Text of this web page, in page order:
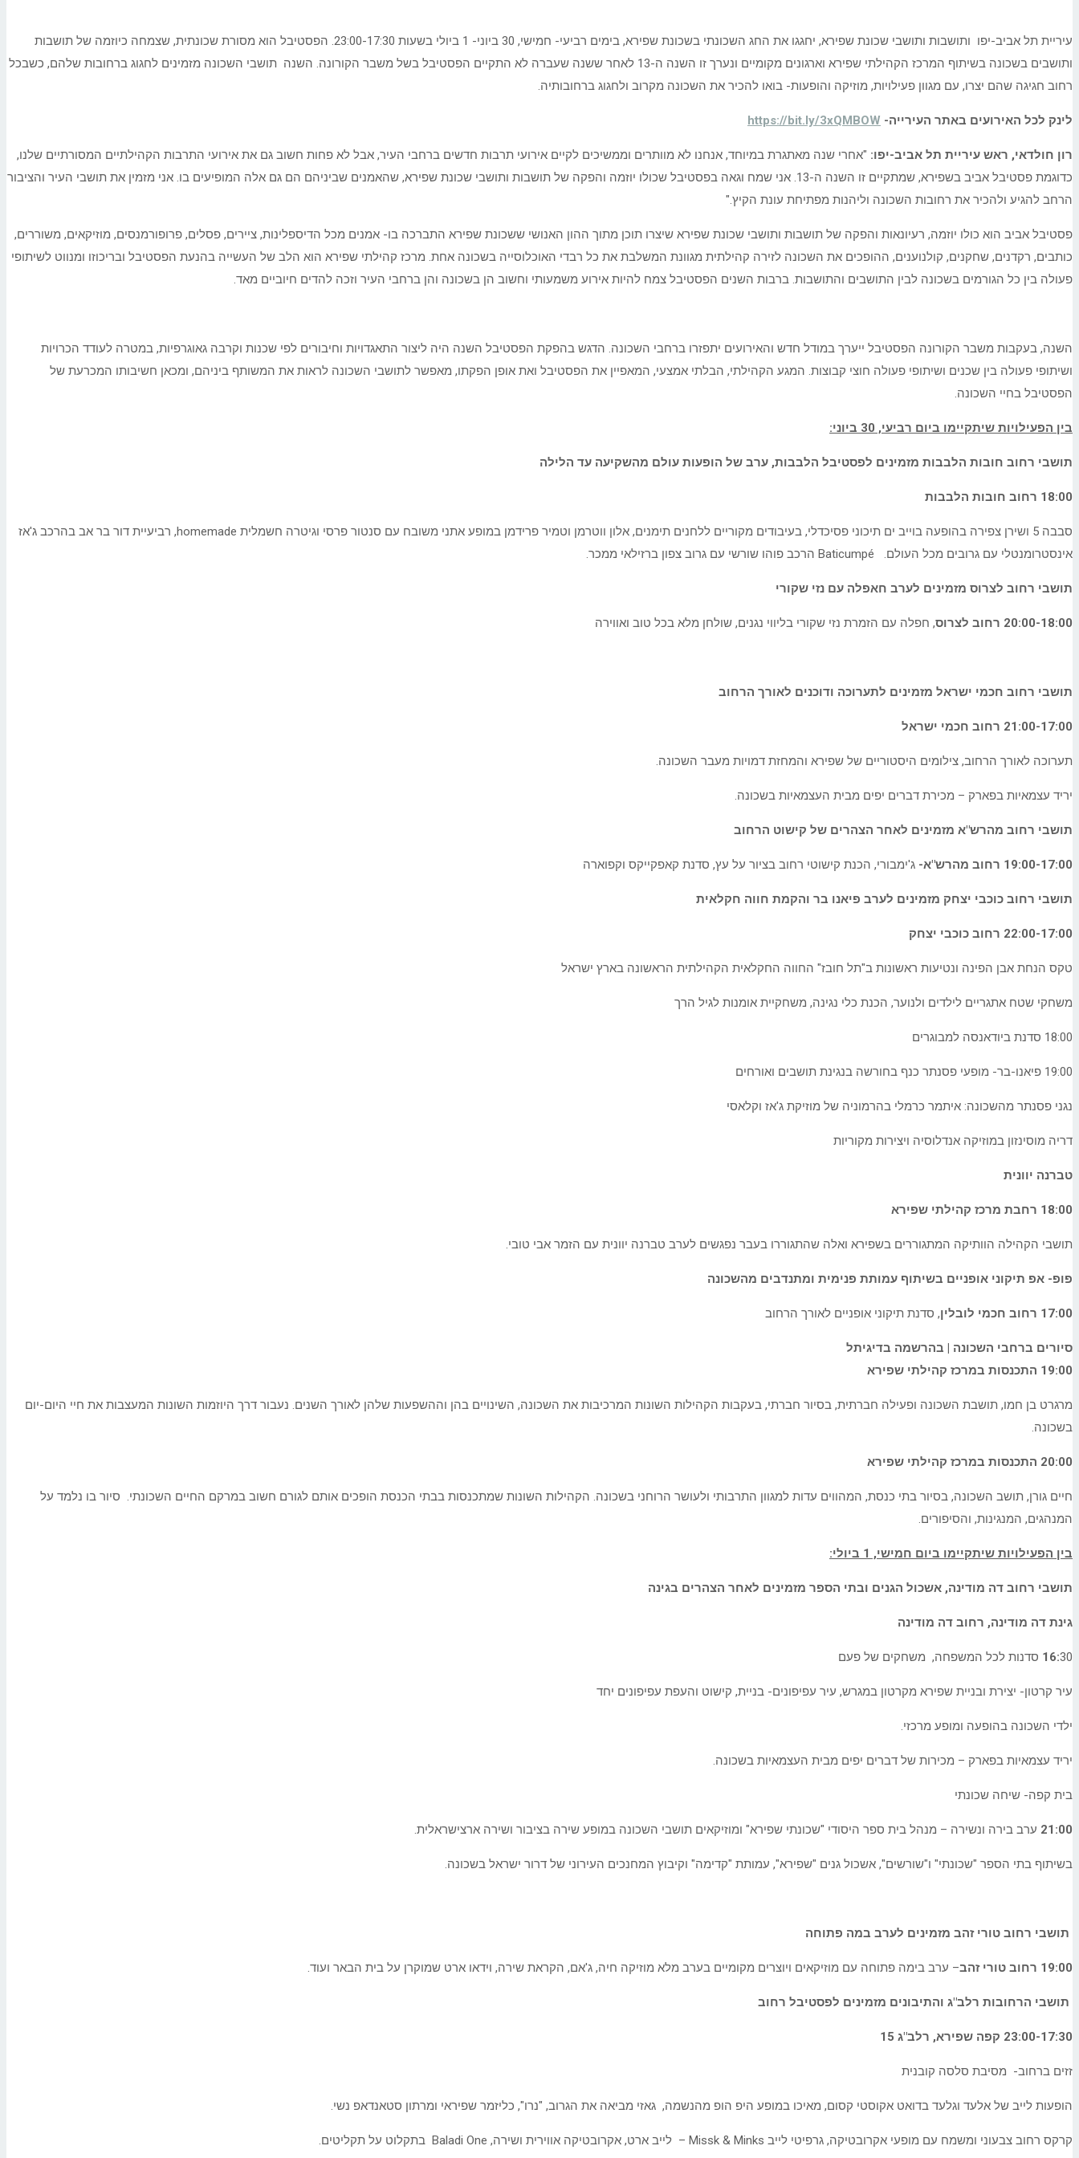
עיריית תל אביב-יפו ותושבות ותושבי שכונת שפירא, יחגגו את החג השכונתי בשכונת שפירא, בימים רביעי- חמישי, 30 ביוני- 1 ביולי בשעות 23:00-17:30. הפסטיבל הוא מסורת שכונתית, שצמחה כיוזמה של תושבות
ותושבים בשכונה בשיתוף המרכז הקהילתי שפירא וארגונים מקומיים ונערך זו השנה ה-13 לאחר ששנה שעברה לא התקיים הפסטיבל בשל משבר הקורונה. השנה תושבי השכונה מזמינים לחגוג ברחובות שלהם, כשבכל
רחוב חגיגה שהם יצרו, עם מגוון פעילויות, מוזיקה והופעות- בואו להכיר את השכונה מקרוב ולחגוג ברחובותיה.
לינק לכל האירועים באתר העירייה- https://bit.ly/3xQMBOW
רון חולדאי, ראש עיריית תל אביב-יפו: "אחרי שנה מאתגרת במיוחד, אנחנו לא מוותרים וממשיכים לקיים אירועי תרבות חדשים ברחבי העיר, אבל לא פחות חשוב גם את אירועי התרבות הקהילתיים המסורתיים שלנו,
כדוגמת פסטיבל אביב בשפירא, שמתקיים זו השנה ה-13. אני שמח וגאה בפסטיבל שכולו יוזמה והפקה של תושבות ותושבי שכונת שפירא, שהאמנים שביניהם הם גם אלה המופיעים בו. אני מזמין את תושבי העיר והציבור
הרחב להגיע ולהכיר את רחובות השכונה וליהנות מפתיחת עונת הקיץ."
פסטיבל אביב הוא כולו יוזמה, רעיונאות והפקה של תושבות ותושבי שכונת שפירא שיצרו תוכן מתוך ההון האנושי ששכונת שפירא התברכה בו- אמנים מכל הדיספלינות, ציירים, פסלים, פרופורמנסים, מוזיקאים, משוררים,
כותבים, רקדנים, שחקנים, קולנוענים, ההופכים את השכונה לזירה קהילתית מגוונת המשלבת את כל רבדי האוכלוסייה בשכונה אחת. מרכז קהילתי שפירא הוא הלב של העשייה בהנעת הפסטיבל ובריכוזו ומנווט לשיתופי
פעולה בין כל הגורמים בשכונה לבין התושבים והתושבות. ברבות השנים הפסטיבל צמח להיות אירוע משמעותי וחשוב הן בשכונה והן ברחבי העיר וזכה להדים חיוביים מאד.
השנה, בעקבות משבר הקורונה הפסטיבל ייערך במודל חדש והאירועים יתפזרו ברחבי השכונה. הדגש בהפקת הפסטיבל השנה היה ליצור התאגדויות וחיבורים לפי שכנות וקרבה גאוגרפיות, במטרה לעודד הכרויות
ושיתופי פעולה בין שכנים ושיתופי פעולה חוצי קבוצות. המגע הקהילתי, הבלתי אמצעי, המאפיין את הפסטיבל ואת אופן הפקתו, מאפשר לתושבי השכונה לראות את המשותף ביניהם, ומכאן חשיבותו המכרעת של
הפסטיבל בחיי השכונה.
בין הפעילויות שיתקיימו ביום רביעי, 30 ביוני:
תושבי רחוב חובות הלבבות מזמינים לפסטיבל הלבבות, ערב של הופעות עולם מהשקיעה עד הלילה
18:00 רחוב חובות הלבבות
סבבה 5 ושירן צפירה בהופעה בוייב ים תיכוני פסיכדלי, בעיבודים מקוריים ללחנים תימנים, אלון ווטרמן וטמיר פרידמן במופע אתני משובח עם סנטור פרסי וגיטרה חשמלית homemade, רביעיית דור בר אב בהרכב ג'אז
אינסטרומנטלי עם גרובים מכל העולם. Baticumpé הרכב פוהו שורשי עם גרוב צפון ברזילאי ממכר.
תושבי רחוב לצרוס מזמינים לערב חאפלה עם נזי שקורי
20:00-18:00 רחוב לצרוס , חפלה עם הזמרת נזי שקורי בליווי נגנים, שולחן מלא בכל טוב ואווירה
תושבי רחוב חכמי ישראל מזמינים לתערוכה ודוכנים לאורך הרחוב
21:00-17:00 רחוב חכמי ישראל
תערוכה לאורך הרחוב, צילומים היסטוריים של שפירא והמחזת דמויות מעבר השכונה.
יריד עצמאיות בפארק – מכירת דברים יפים מבית העצמאיות בשכונה.
תושבי רחוב מהרש"א מזמינים לאחר הצהרים של קישוט הרחוב
19:00-17:00 רחוב מהרש"א- ג'ימבורי, הכנת קישוטי רחוב בציור על עץ, סדנת קאפקייקס וקפוארה
תושבי רחוב כוכבי יצחק מזמינים לערב פיאנו בר והקמת חווה חקלאית
22:00-17:00 רחוב כוכבי יצחק
טקס הנחת אבן הפינה ונטיעות ראשונות ב"תל חובז" החווה החקלאית הקהילתית הראשונה בארץ ישראל
משחקי שטח אתגריים לילדים ולנוער, הכנת כלי נגינה, משחקיית אומנות לגיל הרך
18:00 סדנת ביודאנסה למבוגרים
19:00 פיאנו-בר- מופעי פסנתר כנף בחורשה בנגינת תושבים ואורחים
נגני פסנתר מהשכונה: איתמר כרמלי בהרמוניה של מוזיקת ג'אז וקלאסי
דריה מוסינזון במוזיקה אנדלוסיה ויצירות מקוריות
טברנה יוונית
18:00 רחבת מרכז קהילתי שפירא
תושבי הקהילה הוותיקה המתגוררים בשפירא ואלה שהתגוררו בעבר נפגשים לערב טברנה יוונית עם הזמר אבי טובי.
פופ- אפ תיקוני אופניים בשיתוף עמותת פנימית ומתנדבים מהשכונה
17:00 רחוב חכמי לובלין , סדנת תיקוני אופניים לאורך הרחוב
סיורים ברחבי השכונה | בהרשמה בדיגיתל
19:00 התכנסות במרכז קהילתי שפירא
מרגרט בן חמו, תושבת השכונה ופעילה חברתית, בסיור חברתי, בעקבות הקהילות השונות המרכיבות את השכונה, השינויים בהן וההשפעות שלהן לאורך השנים. נעבור דרך היוזמות השונות המעצבות את חיי היום-יום
בשכונה.
20:00 התכנסות במרכז קהילתי שפירא
חיים גורן, תושב השכונה, בסיור בתי כנסת, המהווים עדות למגוון התרבותי ולעושר הרוחני בשכונה. הקהילות השונות שמתכנסות בבתי הכנסת הופכים אותם לגורם חשוב במרקם החיים השכונתי. סיור בו נלמד על
המנהגים, המנגינות, והסיפורים.
בין הפעילויות שיתקיימו ביום חמישי, 1 ביולי:
תושבי רחוב דה מודינה, אשכול הגנים ובתי הספר מזמינים לאחר הצהרים בגינה
גינת דה מודינה, רחוב דה מודינה
16:30 סדנות לכל המשפחה, משחקים של פעם
עיר קרטון- יצירת ובניית שפירא מקרטון במגרש, עיר עפיפונים- בניית, קישוט והעפת עפיפונים יחד
ילדי השכונה בהופעה ומופע מרכזי.
יריד עצמאיות בפארק – מכירות של דברים יפים מבית העצמאיות בשכונה.
בית קפה- שיחה שכונתי
21:00 ערב בירה ונשירה – מנהל בית ספר היסודי "שכונתי שפירא" ומוזיקאים תושבי השכונה במופע שירה בציבור ושירה ארצישראלית.
בשיתוף בתי הספר "שכונתי" ו"שורשים", אשכול גנים "שפירא", עמותת "קדימה" וקיבוץ המחנכים העירוני של דרור ישראל בשכונה.
תושבי רחוב טורי זהב מזמינים לערב במה פתוחה
19:00 רחוב טורי זהב – ערב בימה פתוחה עם מוזיקאים ויוצרים מקומיים בערב מלא מוזיקה חיה, ג'אם, הקראת שירה, וידאו ארט שמוקרן על בית הבאר ועוד.
תושבי הרחובות רלב"ג והתיבונים מזמינים לפסטיבל רחוב
23:00-17:30 קפה שפירא, רלב"ג 15
זזים ברחוב- מסיבת סלסה קובנית
הופעות לייב של אלעד וגלעד בדואט אקוסטי קסום, מאיכו במופע היפ הופ מהנשמה, גאזי מביאה את הגרוב, "נרו", כליזמר שפיראי ומרתון סטאנדאפ נשי.
קרקס רחוב צבעוני ומשמח עם מופעי אקרובטיקה, גרפיטי לייב Missk & Minks – לייב ארט, אקרובטיקה אווירית ושירה, Baladi One בתקלוט על תקליטים.